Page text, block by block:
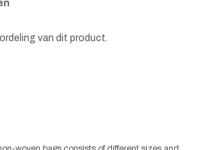
van dit product.